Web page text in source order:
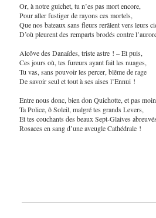
Or, à notre guichet, tu n’es pas mort encore,
Pour aller fustiger de rayons ces mortels,
Que nos bateaux sans fleurs rerâlent vers leurs
D’où pleurent des remparts brodés contre
Alcôve des Danaïdes, triste astre ! – Et puis,
Ces jours où, tes fureurs ayant fait les nuages,
Tu vas, sans pouvoir les percer, blême de rage
De savoir seul et tout à ses aises l’Ennui !
Entre nous donc, bien don Quichotte, et pas
Ta Police, ô Soleil, malgré tes grands Levers,
Et tes couchants des beaux Sept-Glaives
Rosaces en sang d’une aveugle Cathédrale !